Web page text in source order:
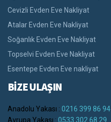
Cevizli Evden Eve Nakliyat
Atalar Evden Eve Nakliyat
Soğanlık Evden Eve Nakliyat
Topselvi Evden Eve Nakliyat
Esentepe Evden Eve nakliyat
BİZE ULAŞIN
Anadolu Yakası : 0216 399 86 94
Avrupa Yakası : 0533 302 68 29